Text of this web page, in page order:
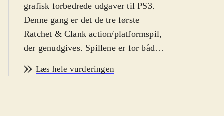
grafisk forbedrede udgaver til PS3.
Denne gang er det de tre første
Ratchet & Clank action/platformspil,
der genudgives. Spillene er for både
Sproget er engelsk. PEGI 7
PS2. Spillene er Ratchet & Clank,
Læs hele vurderingen